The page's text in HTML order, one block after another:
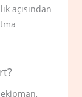
açısından